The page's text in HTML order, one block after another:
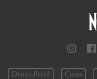
Diario Perfil Caras